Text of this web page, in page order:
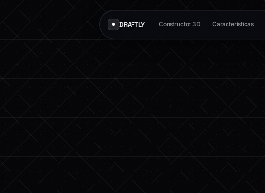
DRAFTLY Constructor 3D Características